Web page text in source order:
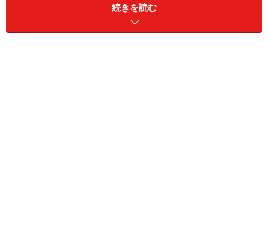
A. 「株価ついては、大きな心配をする必要
続きを読む